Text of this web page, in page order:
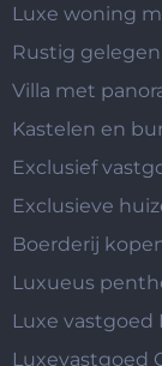
Luxe woning
Rustig gelegen
Villa met
Kastelen en
Exclusief
Exclusieve
Boerderij
Luxueus
Luxe vastgoed
Luxevastgoed